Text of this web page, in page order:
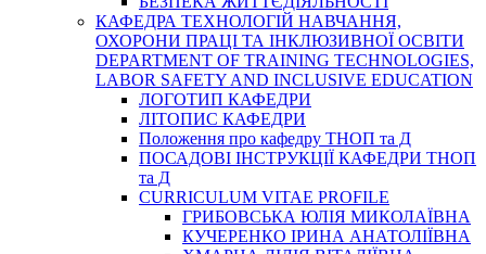
КАФЕДРА ТЕХНОЛОГІЙ НАВЧАННЯ,
ОХОРОНИ ПРАЦІ ТА ІНКЛЮЗИВНОЇ ОСВІТИ
DEPARTMENT OF TRAINING TECHNOLOGIES,
LABOR SAFETY AND INCLUSIVE EDUCATION
ЛОГОТИП КАФЕДРИ
ЛІТОПИС КАФЕДРИ
Положення про кафедру ТНОП та Д
ПОСАДОВІ ІНСТРУКЦІЇ КАФЕДРИ ТНОП
та Д
CURRICULUM VITAE PROFILE
ГРИБОВСЬКА ЮЛІЯ МИКОЛАЇВНА
КУЧЕРЕНКО ІРИНА АНАТОЛІЇВНА